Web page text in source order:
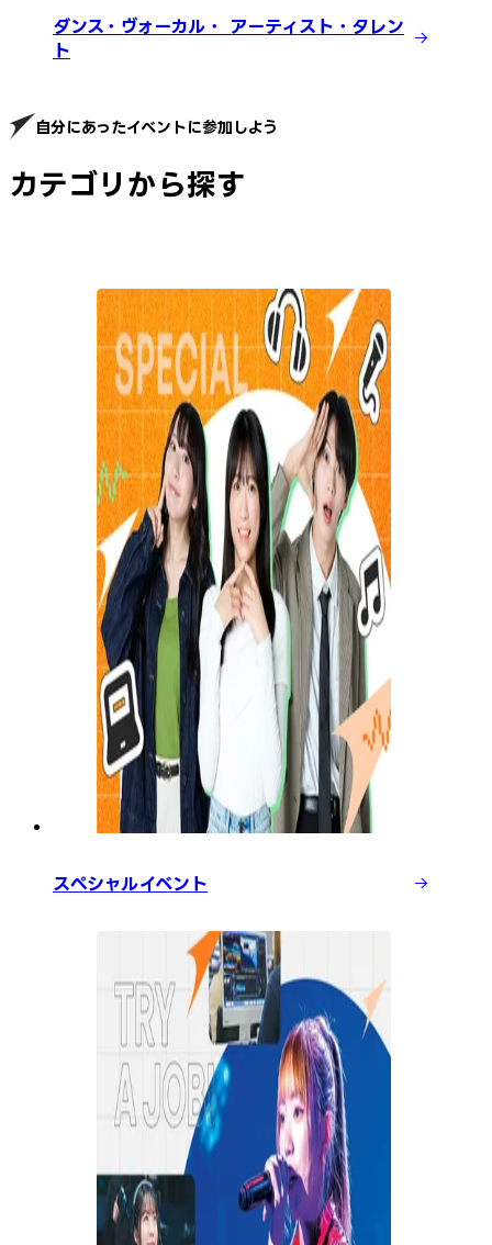
ダンス・ヴォーカル・ アーティスト・タレン
ト
自分にあったイベントに参加しよう
カテゴリから探す
スペシャルイベント